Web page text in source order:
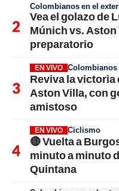
Colombianos en el
Vea el golazo de
Múnich vs.
preparatorio
EN VIVO Colombianos
Reviva la victoria
Aston Villa, con
amistoso
EN VIVO Ciclismo
🔴 Vuelta a
minuto a minuto
Quintana